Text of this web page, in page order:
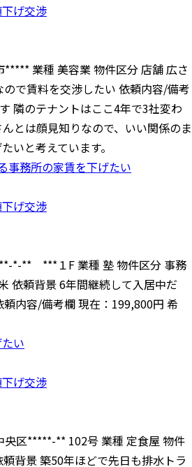
げ交渉
業種 美容業 物件区分 店舗 広さ
で賃料を交渉したい 依頼内容/備考
隣のテナントはここ4年で3社変わ
とは顔見知りなので、いい関係のま
いと考えています。
事務所の家賃を下げたい
げ交渉
*-** ***１F 業種 塾 物件区分 事務
依頼背景 6年間継続して入居中だ
内容/備考欄 現在：199,800円 希
い
げ交渉
央区*****-** 102号 業種 定食屋 物件
背景 築50年ほどで先日も排水トラ